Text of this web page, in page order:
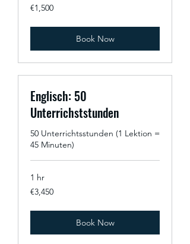
1,500
euros
€1,500
Book Now
Englisch: 50
Unterrichststunden
50 Unterrichtsstunden (1 Lektion =
45 Minuten)
1 hr
3,450
euros
€3,450
Book Now